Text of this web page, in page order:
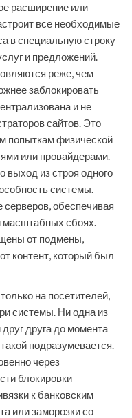
расширение или
все необходимые
в специальную строку
и предложений.
реже, чем
заблокировать
и не
сайтов. Это
попыткам физической
или провайдерами.
выход из строя одного
системы.
обеспечивая
масштабных сбоях.
от подмены,
контент, который был
на посетителей,
системы. Ни одна из
друга до момента
подразумевается.
через
блокировки
к банковским
или заморозки со